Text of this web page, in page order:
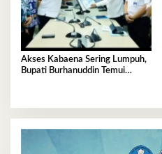
Akses Kabaena Sering Lumpuh,
Bupati Burhanuddin Temui